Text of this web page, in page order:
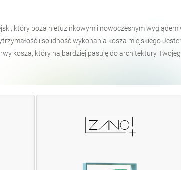
który poza nietuzinkowym i nowoczesnym
i solidność wykonania kosza miejskiego
kosza, który najbardziej pasuję do architektury